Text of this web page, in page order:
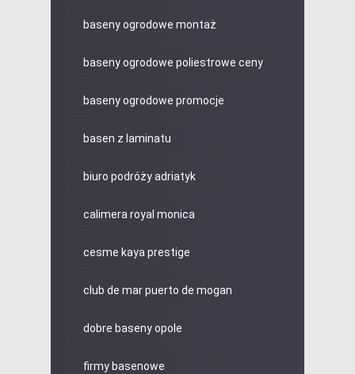
baseny ogrodowe montaż
baseny ogrodowe poliestrowe ceny
baseny ogrodowe promocje
basen z laminatu
biuro podróży adriatyk
calimera royal monica
cesme kaya prestige
club de mar puerto de mogan
dobre baseny opole
firmy basenowe